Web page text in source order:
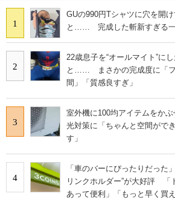
1
GUの990円Tシャツに穴を開
と…… 完成した斬新すぎる一
2
22歳息子を“オールマイト”に
と…… まさかの完成度に「フ
間」「質感良すぎ」
3
室外機に100均アイテムをか
光対策に「ちゃんと空間がで
す」
4
「車のバーにぴったりだっ
リンクホルダー”が大好評 「
あって便利」「もっと早く買